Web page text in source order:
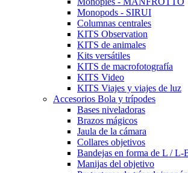
Monopods - SIRUI
Columnas centrales
KITS Observation
KITS de animales
Kits versátiles
KITS de macrofotografía
KITS Video
KITS Viajes y viajes de luz
Accesorios Bola y trípodes
Bases niveladoras
Brazos mágicos
Jaula de la cámara
Collares objetivos
Bandejas en forma de L / L-
Manijas del objetivo